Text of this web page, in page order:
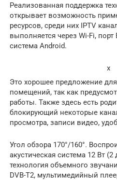
Реализованная поддержка
открывает возможность
ресурсов, среди них IPTV
выполняется через Wi-Fi,
система Android.
x
Это хорошее предложение
помещений, так как
работы. Также здесь есть
блокирующий некоторые
просмотра, записи видео,
Угол обзора 170°/160°.
акустическая система 12 Вт
технология объемного
DVB-T2, мультимедийный